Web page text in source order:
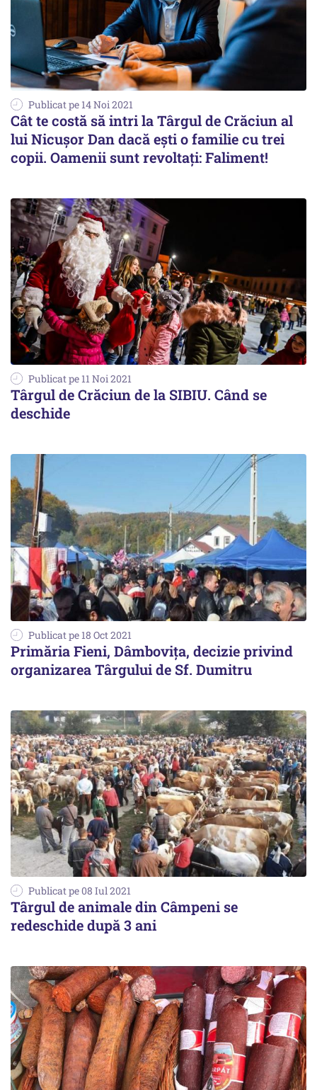
Publicat pe 14 Noi 2021
Cât te costă să intri la Târgul de Crăciun al
lui Nicușor Dan dacă ești o familie cu trei
copii. Oamenii sunt revoltați: Faliment!
Publicat pe 11 Noi 2021
Târgul de Crăciun de la SIBIU. Când se
deschide
Publicat pe 18 Oct 2021
Primăria Fieni, Dâmbovița, decizie privind
organizarea Târgului de Sf. Dumitru
Publicat pe 08 Iul 2021
Târgul de animale din Câmpeni se
redeschide după 3 ani